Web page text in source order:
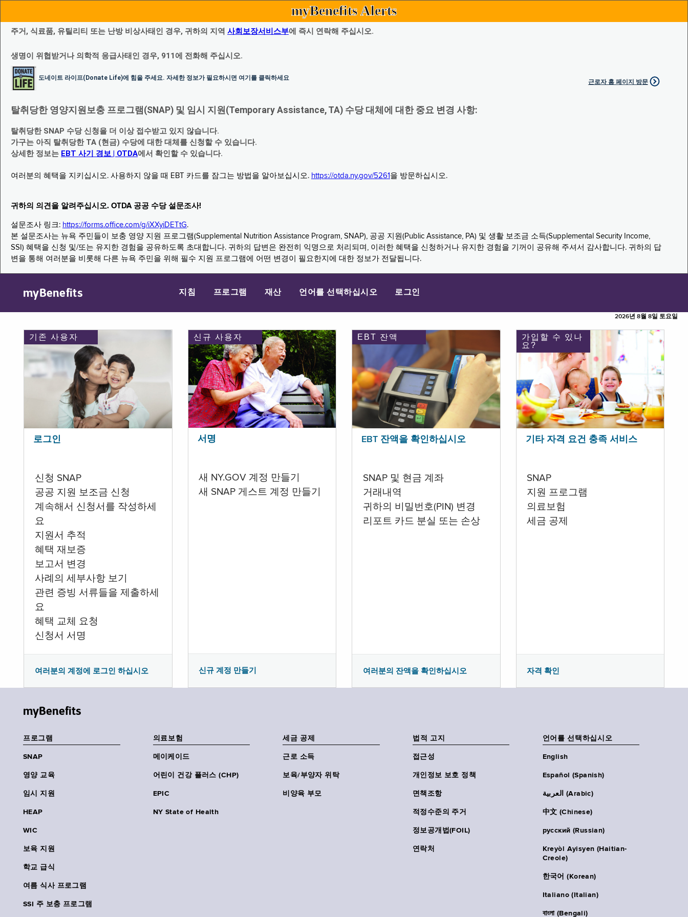
myBenefits Alerts
주거, 식료품, 유틸리티 또는 난방 비상사태인 경우, 귀하의 지역 사회보장서비스부에 즉시 연락해 주십시오.
생명이 위협받거나 의학적 응급사태인 경우, 911에 전화해 주십시오.
도네이트 라이프(Donate Life)에 힘을 주세요. 자세한 정보가 필요하시면 여기를 클릭하세요
근로자 홈 페이지 방문
탈취당한 영양지원보충 프로그램(SNAP) 및 임시 지원(Temporary Assistance, TA) 수당 대체에 대한 중요 변경 사항:
탈취당한 SNAP 수당 신청을 더 이상 접수받고 있지 않습니다.
가구는 아직 탈취당한 TA (현금) 수당에 대한 대체를 신청할 수 있습니다.
상세한 정보는 EBT 사기 경보 | OTDA에서 확인할 수 있습니다.
여러분의 혜택을 지키십시오. 사용하지 않을 때 EBT 카드를 잠그는 방법을 알아보십시오. https://otda.ny.gov/5261 을 방문하십시오.
귀하의 의견을 알려주십시오. OTDA 공공 수당 설문조사!
설문조사 링크: https://forms.office.com/g/iXXyiDETtG.
본 설문조사는 뉴욕 주민들이 보충 영양 지원 프로그램(Supplemental Nutrition Assistance Program, SNAP), 공공 지원(Public Assistance, PA) 및 생활 보조금 소득(Supplemental Security Income,
SSI) 혜택을 신청 및/또는 유지한 경험을 공유하도록 초대합니다. 귀하의 답변은 완전히 익명으로 처리되며, 이러한 혜택을 신청하거나 유지한 경험을 기꺼이 공유해 주셔서 감사합니다. 귀하의 답
변을 통해 여러분을 비롯해 다른 뉴욕 주민을 위해 필수 지원 프로그램에 어떤 변경이 필요한지에 대한 정보가 전달됩니다.
myBenefits 지침 프로그램 재산 언어를 선택하십시오 로그인
2026년 8월 8일 토요일
기존 사용자
로그인
신청 SNAP
공공 지원 보조금 신청
계속해서 신청서를 작성하세
요
지원서 추적
혜택 재보증
보고서 변경
사례의 세부사항 보기
관련 증빙 서류들을 제출하세
요
혜택 교체 요청
신청서 서명
여러분의 계정에 로그인 하십시오
신규 사용자
서명
새 NY.GOV 계정 만들기
새 SNAP 게스트 계정 만들기
신규 계정 만들기
EBT 잔액
EBT 잔액을 확인하십시오
SNAP 및 현금 계좌
거래내역
귀하의 비밀번호(PIN) 변경
리포트 카드 분실 또는 손상
여러분의 잔액을 확인하십시오
가입할 수 있나
요?
기타 자격 요건 충족 서비스
SNAP
지원 프로그램
의료보험
세금 공제
자격 확인
myBenefits
프로그램
SNAP
영양 교육
임시 지원
HEAP
WIC
보육 지원
학교 급식
여름 식사 프로그램
SSI 주 보충 프로그램
의료보험
메이케이드
어린이 건강 플러스 (CHP)
EPIC
NY State of Health
세금 공제
근로 소득
보육/부양자 위탁
비양육 부모
법적 고지
접근성
개인정보 보호 정책
면책조항
적정수준의 주거
정보공개법(FOIL)
연락처
언어를 선택하십시오
English
Español (Spanish)
العربية (Arabic)
中文 (Chinese)
русский (Russian)
Kreyòl Ayisyen (Haitian-
Creole)
한국어 (Korean)
Italiano (Italian)
বাংলা (Bengali)